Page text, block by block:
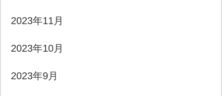
2023年11月
2023年10月
2023年9月